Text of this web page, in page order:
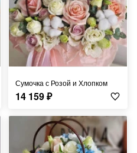
Сумочка с Розой и Хлопком
14 159₽